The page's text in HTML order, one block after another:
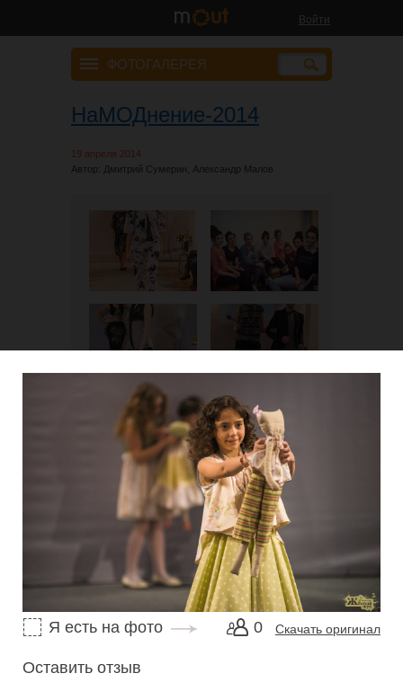
Войти
ФОТОГАЛЕРЕЯ
НаМОДнение-2014
19 апреля 2014
Автор: Дмитрий Сумерин, Александр Малов
Скачать оригинал
0
Я есть на фото
Оставить отзыв